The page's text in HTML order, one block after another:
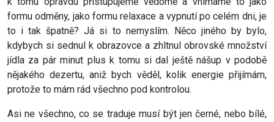
formu odměny, jako formu relaxace a vypnutí po celém dni, je
to i tak špatně? Já si to nemyslím. Něco jiného by bylo,
kdybych si sednul k obrazovce a zhltnul obrovské množství
jídla za pár minut plus k tomu si dal ještě nášup v podobě
nějakého dezertu, aniž bych věděl, kolik energie přijímám,
protože to mám rád všechno pod kontrolou.
Asi ne všechno, co se traduje musí být jen černé, nebo bílé,